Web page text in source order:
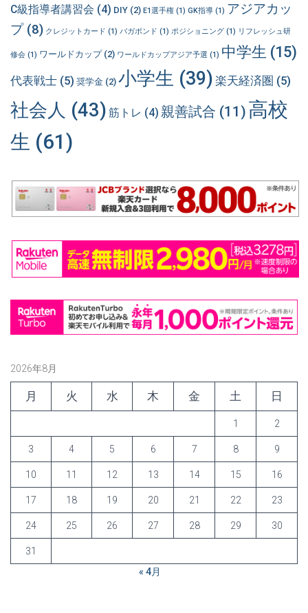
C級指導者講習会 (4) DIY (2) E1選手権 (1) GK指導 (1) アジアカッ
プ(8) クレジットカード (1) バガボンド (1) ポジショニング (1) リフレッシュ研
修会 (1) ワールドカップ(2) ワールドカップアジア予選 (1) 中学生 (15)
代表戦士 (5) 奨学金 (2) 小学生 (39) 楽天経済圏 (5)
社会人 (43) 筋トレ (4) 親善試合 (11) 高校
生 (61)
2026年8月
月 火 水 木 金 土 日
1 2
3 4 5 6 7 8 9
10 11 12 13 14 15 16
17 18 19 20 21 22 23
24 25 26 27 28 29 30
31
« 4月